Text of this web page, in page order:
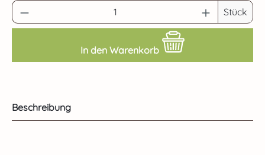
Produkt Anzahl: Gib den gewünschtenStück
In den Warenkorb
Beschreibung